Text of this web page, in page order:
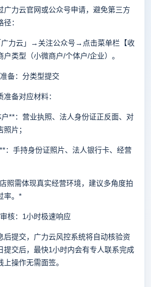
力云官网或公众号申请，避免第三方
：
力云」→关注公众号→点击菜单栏【收
类型（小微商户/个体户/企业）。
：分类型提交
备对应材料：
：营业执照、法人身份证正反面、对
片；
手持身份证照片、法人银行卡、经营
需体现真实经营环境，建议多角度拍
率。*
：1小时极速响应
提交，广力云风控系统将自动核验资
提交后，最快1小时内会有专人联系完成
操作无需面签。